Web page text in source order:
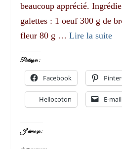
beaucoup apprécié.
galettes : 1 oeuf 300 g de
fleur 80 g … Lire la suite­­
Partager :
Facebook
Hellocoton E-mail
J’aime ça :